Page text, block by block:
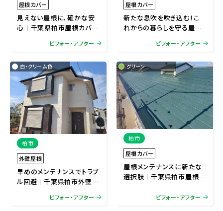
屋根カバー
見えない屋根に、確かな安
心｜千葉県柏市屋根カバー
ビフォー・アフター
屋根カバー
新たな息吹を吹き込む！こ
れからの暮らしを守る屋根
みらい市屋根カバーリフォ
ビフォー・アフター
白・クリーム色
柏市
外壁屋根
早めのメンテナンスでトラブ
ル回避｜千葉県柏市外壁塗
ビフォー・アフター
グリーン
柏市
屋根カバー
屋根メンテナンスに新たな
選択肢｜千葉県柏市屋根カ
ビフォー・アフター